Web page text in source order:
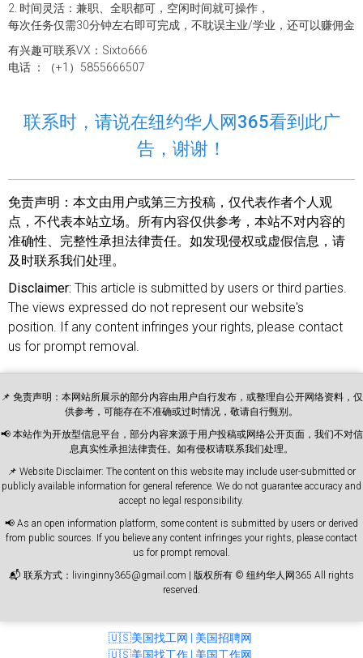
2. 时间灵活：兼职、全职都可，空闲时间就可操作，
每次任务仅需30分钟左右即可完成，不耽误主业/学业，还可以赚佣金
有兴趣可联系VX：Sixto666
电话 ：（+1）5855666507
联系时，请说在纽约华人网365看到此广
告，谢谢！
免责声明： 本文由用户或第三方投稿，仅代表作者个人观
点，不代表本站立场。所有内容仅供参考，本站不对内容的
准确性、完整性承担法律责任。如发现侵权或虚假信息，请
及时联系我们处理。
Disclaimer: This article is submitted by users or third parties.
The views expressed do not represent our website's
position. If any content infringes your rights, please contact
us for prompt removal.
📌 免责声明：本网站所展示的部分内容由用户自行发布，或整理自公开网络资料，仅
供参考，可能存在不准确或过时情况，敬请自行甄别。
📢 本站作为开放型信息平台，部分内容来源于用户投稿或网络公开页面，我们不对信
息真实性承担法律责任。如有侵权请联系我们处理。
📌 Website Disclaimer: The content on this website may include user-submitted or
publicly available information for general reference. We do not guarantee accuracy and
accept no legal responsibility.
📢 As an open information platform, some content is submitted by users or derived
from public sources. If you believe any content infringes your rights, please contact
us for prompt removal.
📬 联系方式：livinginny365@gmail.com | 版权所有 © 纽约华人网365 All rights
reserved.
🇺🇸美国找工网 | 美国招聘网
🇺🇸美国找工作 | 美国工作网